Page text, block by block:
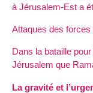
à Jérusalem-Est a
Attaques des
Dans la bataille
Jérusalem que
La gravité et